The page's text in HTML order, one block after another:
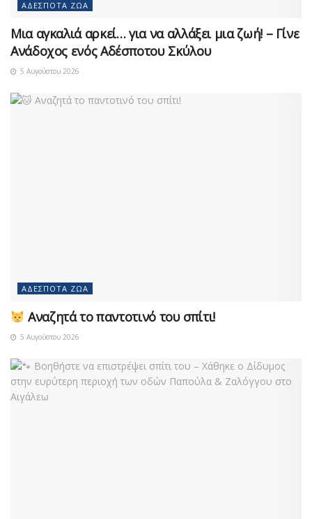
ΑΔΈΣΠΟΤΑ ΖΏΑ
Μια αγκαλιά αρκεί… για να αλλάξει μια ζωή! – Γίνε
Ανάδοχος ενός Αδέσποτου Σκύλου
5 Αυγούστου 2026
ΑΔΈΣΠΟΤΑ ΖΏΑ
Αναζητά το παντοτινό του σπίτι!
5 Αυγούστου 2026